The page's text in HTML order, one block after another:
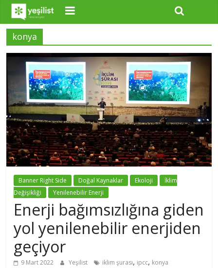
konya
Banner Right Side Doğal Kaynaklar Ekoloji
İklim
Değişikliği
Yenilenebilir Enerji
Enerji bağımsızlığına giden
yol yenilenebilir enerjiden
geçiyor
9 Mart 2022 Yeşilist iklim şurası, ipcc, konya